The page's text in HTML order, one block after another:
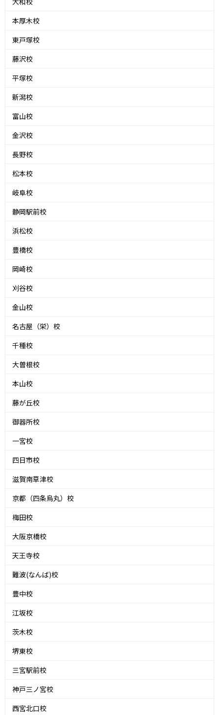
本厚木校
東戸塚校
藤沢校
平塚校
新潟校
富山校
金沢校
長野校
松本校
岐阜校
静岡駅前校
浜松校
豊橋校
岡崎校
刈谷校
金山校
名古屋（栄）校
千種校
大曽根校
本山校
藤が丘校
御器所校
一宮校
四日市校
滋賀南草津校
京都（四条烏丸）校
梅田校
大阪京橋校
天王寺校
難波(なんば)校
豊中校
江坂校
茨木校
堺東校
三宮駅前校
神戸三ノ宮校
西宮北口校